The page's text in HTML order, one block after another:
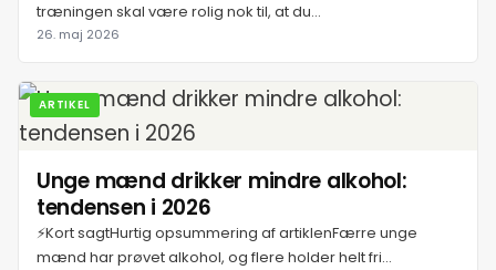
træningen skal være rolig nok til, at du...
26. maj 2026
ARTIKEL
Unge mænd drikker mindre alkohol:
tendensen i 2026
⚡Kort sagtHurtig opsummering af artiklenFærre unge
mænd har prøvet alkohol, og flere holder helt fri...